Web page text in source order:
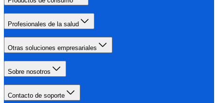
Profesionales de la salud
Otras soluciones empresariales
Sobre nosotros
Contacto de soporte